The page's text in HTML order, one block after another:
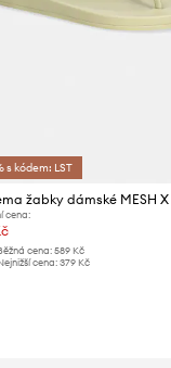
s kódem: LST
žabky dámské MESH X
cena:
cena: 589 Kč
cena: 379 Kč